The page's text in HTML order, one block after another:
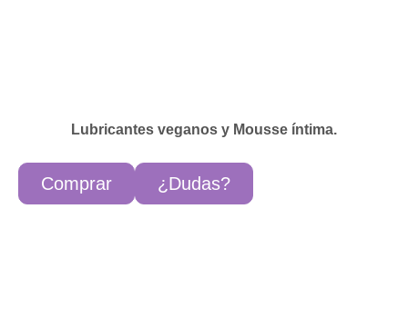
Lubricantes veganos y Mousse íntima.
Comprar ¿Dudas?